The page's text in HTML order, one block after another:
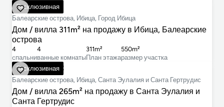
Эксклюзивная
2 995 000 €
Балеарские острова, Ибица, Город Ибица
Дом / вилла 311m² на продажу в Ибица, Балеарские
острова
cпальни
4
ванные комнаты
4
План этажа
311m²
размер участка
550m²
Эксклюзивная
2 950 000 €
Балеарские острова, Ибица, Санта Эулалия и Санта Гертрудис
Дом / вилла 265m² на продажу в Санта Эулалия и
Санта Гертрудис